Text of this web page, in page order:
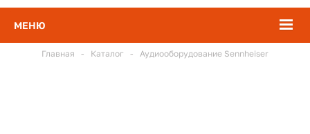
МЕНЮ
Главная - Каталог - Аудиооборудование Sennheiser